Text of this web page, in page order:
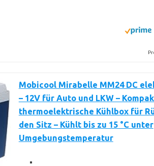
Mobicool Mirabelle MM24 DC
– 12V für Auto und LKW –
thermoelektrische Kühlbox für
den Sitz – Kühlt bis zu 15 °C unter
Umgebungstemperatur